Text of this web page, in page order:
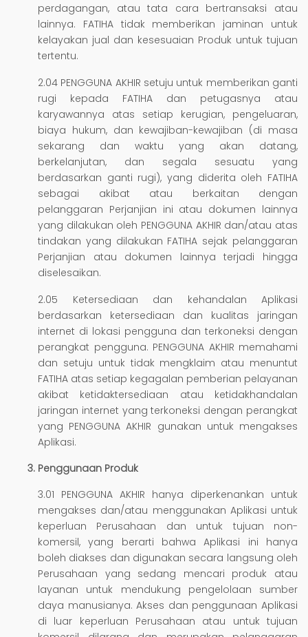
perdagangan, atau tata cara bertransaksi atau
lainnya. FATIHA tidak memberikan jaminan untuk
kelayakan jual dan kesesuaian Produk untuk tujuan
tertentu.
2.04 PENGGUNA AKHIR setuju untuk memberikan ganti
rugi kepada FATIHA dan petugasnya atau
karyawannya atas setiap kerugian, pengeluaran,
biaya hukum, dan kewajiban-kewajiban (di masa
sekarang dan waktu yang akan datang,
berkelanjutan, dan segala sesuatu yang
berdasarkan ganti rugi), yang diderita oleh FATIHA
sebagai akibat atau berkaitan dengan
pelanggaran Perjanjian ini atau dokumen lainnya
yang dilakukan oleh PENGGUNA AKHIR dan/atau atas
tindakan yang dilakukan FATIHA sejak pelanggaran
Perjanjian atau dokumen lainnya terjadi hingga
diselesaikan.
2.05 Ketersediaan dan kehandalan Aplikasi
berdasarkan ketersediaan dan kualitas jaringan
internet di lokasi pengguna dan terkoneksi dengan
perangkat pengguna. PENGGUNA AKHIR memahami
dan setuju untuk tidak mengklaim atau menuntut
FATIHA atas setiap kegagalan pemberian pelayanan
akibat ketidaktersediaan atau ketidakhandalan
jaringan internet yang terkoneksi dengan perangkat
yang PENGGUNA AKHIR gunakan untuk mengakses
Aplikasi.
Penggunaan Produk
3.01 PENGGUNA AKHIR hanya diperkenankan untuk
mengakses dan/atau menggunakan Aplikasi untuk
keperluan Perusahaan dan untuk tujuan non-
komersil, yang berarti bahwa Aplikasi ini hanya
boleh diakses dan digunakan secara langsung oleh
Perusahaan yang sedang mencari produk atau
layanan untuk mendukung pengelolaan sumber
daya manusianya. Akses dan penggunaan Aplikasi
di luar keperluan Perusahaan atau untuk tujuan